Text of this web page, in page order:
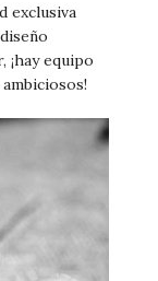
exclusiva
equipo